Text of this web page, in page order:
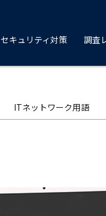
セキュリティ対策 調査
ITネットワーク用語